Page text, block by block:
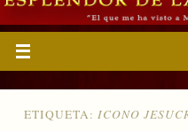
ETIQUETA: ICONO